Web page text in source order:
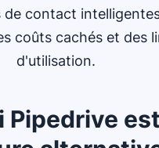
de contact
coûts cachés et des
d'utilisation.
Pipedrive